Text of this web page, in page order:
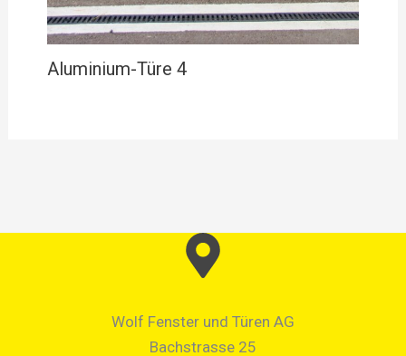
Aluminium-Türe 4
Wolf Fenster und Türen AG
Bachstrasse 25